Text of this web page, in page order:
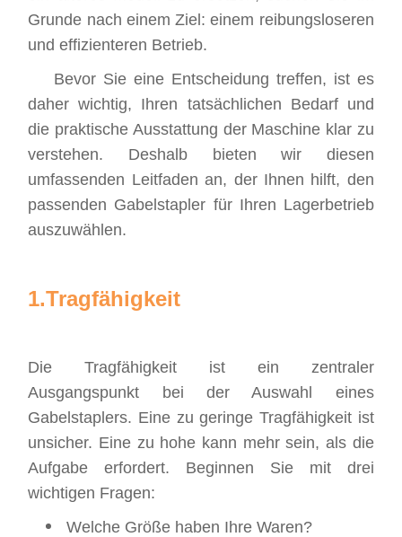
Grunde nach einem Ziel: einem reibungsloseren
und effizienteren Betrieb.
Bevor Sie eine Entscheidung treffen, ist es
daher wichtig, Ihren tatsächlichen Bedarf und
die praktische Ausstattung der Maschine klar zu
verstehen. Deshalb bieten wir diesen
umfassenden Leitfaden an, der Ihnen hilft, den
passenden Gabelstapler für Ihren Lagerbetrieb
auszuwählen.
1.Tragfähigkeit
Die Tragfähigkeit ist ein zentraler
Ausgangspunkt bei der Auswahl eines
Gabelstaplers. Eine zu geringe Tragfähigkeit ist
unsicher. Eine zu hohe kann mehr sein, als die
Aufgabe erfordert. Beginnen Sie mit drei
wichtigen Fragen:
Welche Größe haben Ihre Waren?